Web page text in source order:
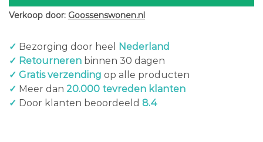
Verkoop door: Goossenswonen.nl
✓ Bezorging door heel
Nederland
✓ Retourneren binnen 30 dagen
✓ Gratis verzending op alle producten
✓ Meer dan 20.000 tevreden klanten
✓ Door klanten beoordeeld 8.4